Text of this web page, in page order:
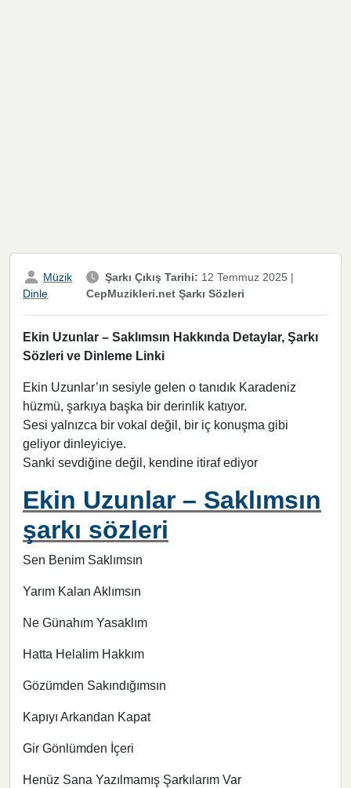
Müzik
Dinle
Şarkı Çıkış Tarihi: 12 Temmuz 2025 |
CepMuzikleri.net Şarkı Sözleri
Ekin Uzunlar – Saklımsın Hakkında Detaylar, Şarkı
Sözleri ve Dinleme Linki
Ekin Uzunlar’ın sesiyle gelen o tanıdık Karadeniz
hüzmü, şarkıya başka bir derinlik katıyor.
Sesi yalnızca bir vokal değil, bir iç konuşma gibi
geliyor dinleyiciye.
Sanki sevdiğine değil, kendine itiraf ediyor
Ekin Uzunlar – Saklımsın
şarkı sözleri
Sen Benim Saklımsın
Yarım Kalan Aklımsın
Ne Günahım Yasaklım
Hatta Helalim Hakkım
Gözümden Sakındığımsın
Kapıyı Arkandan Kapat
Gir Gönlümden İçeri
Henüz Sana Yazılmamış Şarkılarım Var